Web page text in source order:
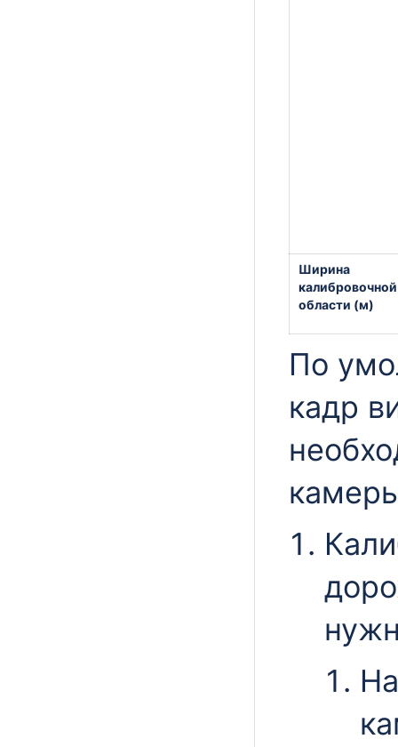
Ширина
калибровочной
области (м)
По
кадр